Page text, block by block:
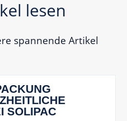
lesen
spannende Artikel
SOLIPAC